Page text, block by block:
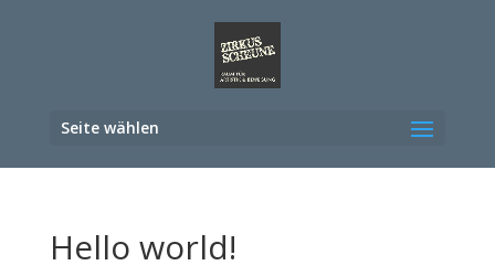
Seite wählen
Hello world!